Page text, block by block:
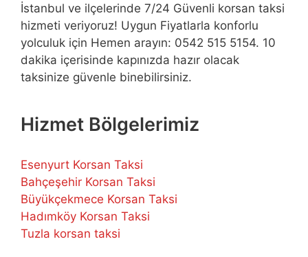
İstanbul ve ilçelerinde 7/24 Güvenli korsan taksi
hizmeti veriyoruz! Uygun Fiyatlarla konforlu
yolculuk için Hemen arayın: 0542 515 5154. 10
dakika içerisinde kapınızda hazır olacak
taksinize güvenle binebilirsiniz.
Hizmet Bölgelerimiz
Esenyurt Korsan Taksi
Bahçeşehir Korsan Taksi
Büyükçekmece Korsan Taksi
Hadımköy Korsan Taksi
Tuzla korsan taksi